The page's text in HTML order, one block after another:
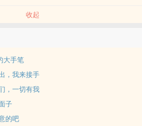
收起
大手笔
，我来接手
，一切有我
子
的吧